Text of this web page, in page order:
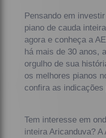
Pensando em
piano de cauda
agora e conheça a
há mais de 30 anos,
orgulho de sua
os melhores pianos
confira as indicações
Tem interesse em
inteira Aricanduva?